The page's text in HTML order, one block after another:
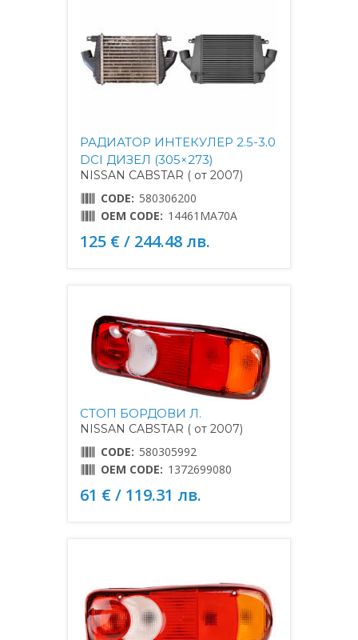
РАДИАТОР ИНТЕКУЛЕР 2.5-3.0
DCI ДИЗЕЛ (305×273)
NISSAN CABSTAR ( от 2007)
CODE: 580306200
OEM CODE: 14461MA70A
125 € / 244.48 лв.
СТОП БОРДОВИ Л.
NISSAN CABSTAR ( от 2007)
CODE: 580305992
OEM CODE: 1372699080
61 € / 119.31 лв.